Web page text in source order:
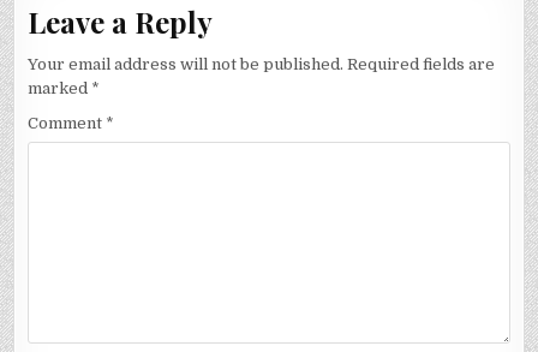
Leave a Reply
Your email address will not be published. Required fields are
marked *
Comment *